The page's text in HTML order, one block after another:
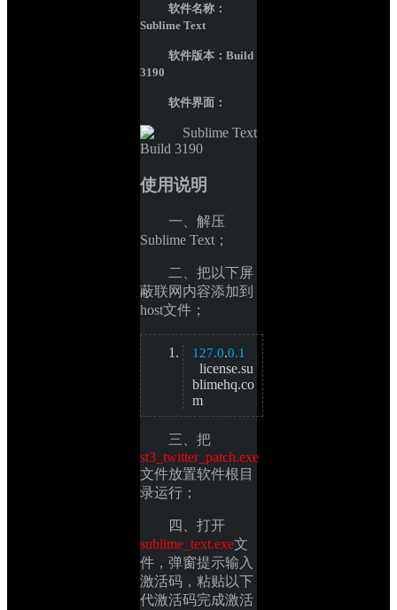
软件名称：
Sublime Text
软件版本：Build
3190
软件界面：
使用说明
一、解压
Sublime Text；
二、把以下屏
蔽联网内容添加到
host文件；
127.0.0.1
license.su
blimehq.co
m
三、把
st3_twitter_patch.exe
文件放置软件根目
录运行；
四、打开
sublime_text.exe文
件，弹窗提示输入
激活码，粘贴以下
代激活码完成激活